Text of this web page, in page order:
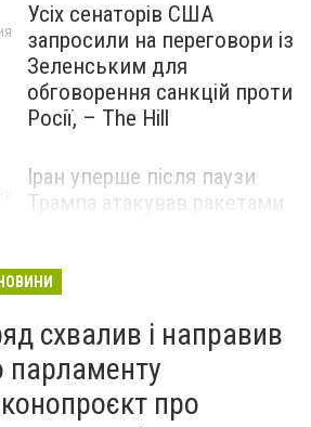
Усіх сенаторів США
запросили на переговори із
Зеленським для
обговорення санкцій проти
Росії, – The Hill
Іран уперше після паузи
Трампа атакував ракетами
схвалив і направив
парламенту
про